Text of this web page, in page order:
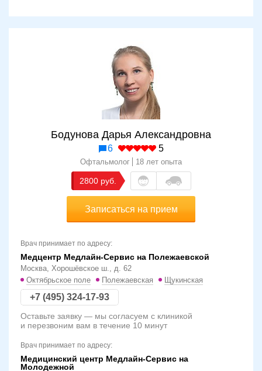
Бодунова Дарья Александровна
6 5
Офтальмолог 18 лет опыта
2800
Записаться на прием
Врач принимает по адресу:
Медцентр Медлайн-Сервис на Полежаевской
Москва, Хорошёвское ш., д. 62
Октябрьское поле
Полежаевская Щукинская
+7 (495) 324-17-93
Оставьте заявку — мы согласуем с клиникой
и перезвоним вам в течение 10 минут
Врач принимает по адресу:
Медицинский центр Медлайн-Сервис на
Молодежной